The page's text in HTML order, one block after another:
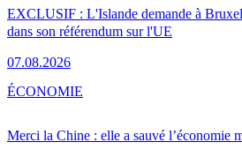
EXCLUSIF : L'Islande demande à
dans son référendum sur l'UE
07.08.2026
Merci la Chine : elle a sauvé l’économie
ÉCONOMIE